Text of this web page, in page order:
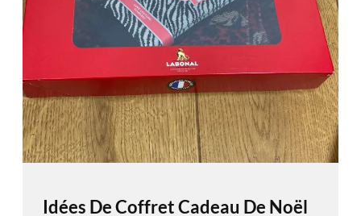
Idées De Coffret Cadeau De Noël